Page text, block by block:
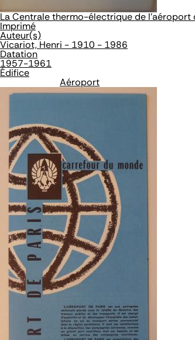
La Centrale thermo-électrique de l'aéroport
Imprimé
Auteur(s)
Vicariot, Henri - 1910 - 1986
Datation
1957-1961
Édifice
Aéroport